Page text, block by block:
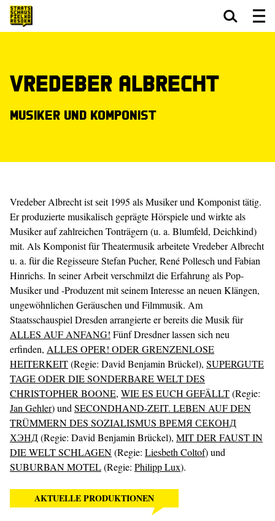
Vredeber Albrecht
Musiker und Komponist
Vredeber Albrecht ist seit 1995 als Musiker und Komponist tätig.
Er ­produzierte ­musikalisch geprägte Hörspiele und wirkte als
Musiker auf zahlreichen Tonträgern (u. a. ­Blumfeld, Deichkind)
mit. Als Komponist für Theatermusik arbeitete Vredeber Albrecht
u. a. für die Regisseure Stefan Pucher, René Pollesch und Fabian
Hinrichs. In seiner Arbeit ­verschmilzt die Erfahrung als Pop-
Musiker und -Produzent mit seinem Interesse an ­neuen Klängen,
ungewöhnlichen Geräuschen und Filmmusik. Am
Staatsschauspiel Dresden ­arrangierte er bereits die Musik für
ALLES AUF ANFANG! Fünf Dresdner lassen sich neu
erfinden, ALLES OPER! ODER GRENZENLOSE
HEITERKEIT(Regie: David Benjamin Brückel), SUPERGUTE
TAGE ODER DIE SONDERBARE WELT DES
CHRISTOPHER BOONE, WIE ES EUCH GEFÄLLT(Regie:
Jan Gehler) und SECONDHAND-ZEIT. LEBEN AUF DEN
TRÜMMERN DES SOZIALISMUS ВРЕМЯ СЕКОНД
ХЭНД(Regie: David Benjamin Brückel), MIT DER FAUST IN
DIE WELT SCHLAGEN(Regie: Liesbeth Coltof) und
SUBURBAN MOTEL(Regie: Philipp Lux).
AKTUELLE PRODUKTIONEN